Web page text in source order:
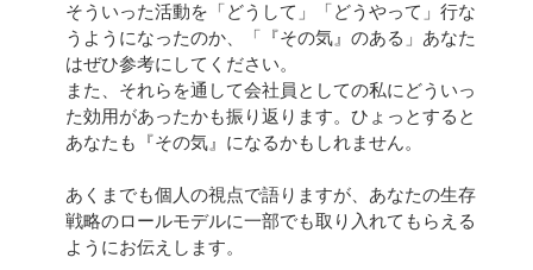
そういった活動を「どうして」「どうやって」行な
うようになったのか、「『その気』のある」あなた
はぜひ参考にしてください。
また、それらを通して会社員としての私にどういっ
た効用があったかも振り返ります。ひょっとすると
あなたも『その気』になるかもしれません。
あくまでも個人の視点で語りますが、あなたの生存
戦略のロールモデルに一部でも取り入れてもらえる
ようにお伝えします。